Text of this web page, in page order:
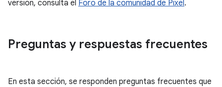
versión, consulta el Foro de la comunidad de Pixel.
Preguntas y respuestas frecuentes
En esta sección, se responden preguntas frecuentes que